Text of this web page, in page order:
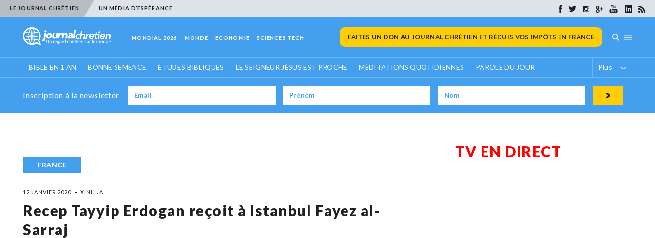
LE JOURNAL CHRÉTIEN UN MÉDIA D’ESPÉRANCE
MONDIAL 2026 MONDE ECONOMIE SCIENCES TECH FAITES UN DON AU JOURNAL CHRÉTIEN ET RÉDUIS VOS IMPÔTS EN FRANCE
BIBLE EN 1 AN BONNE SEMENCE ÉTUDES BIBLIQUES LE SEIGNEUR JÉSUS EST PROCHE MÉDITATIONS QUOTIDIENNES PAROLE DU JOUR Plus
Inscription à la newsletter
FRANCE
12 JANVIER 2020 XINHUA
Recep Tayyip Erdogan reçoit à Istanbul Fayez al-
Sarraj
TV EN DIRECT